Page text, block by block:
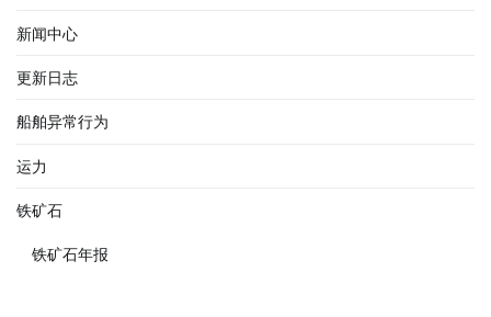
新闻中心
更新日志
船舶异常行为
运力
铁矿石
铁矿石年报